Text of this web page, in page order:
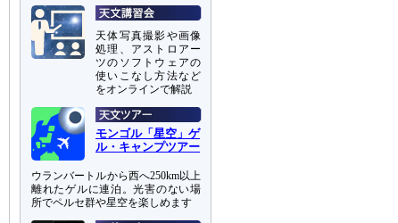
天体写真撮影や画像
処理、アストロアー
ツのソフトウェアの
使いこなし方法など
をオンラインで解説
モンゴル「星空」ゲ
ル・キャンプツアー
ウランバートルから西へ250km以上
離れたゲルに連泊。光害のない場
所でペルセ群や星空を楽しめます